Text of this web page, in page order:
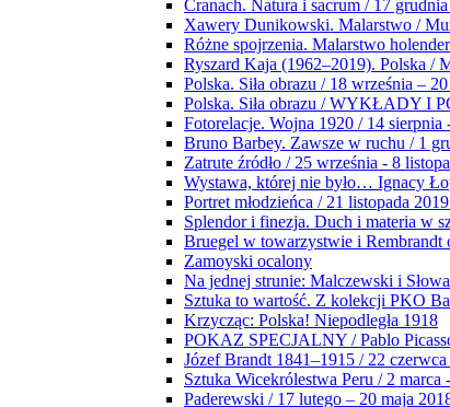
Cranach. Natura i sacrum / 17
Xawery Dunikowski. Malarstwo /
Różne spojrzenia. Malarstwo
Ryszard Kaja (1962–2019). Polska /
Polska. Siła obrazu / 18 września –
Polska. Siła obrazu / WYKŁADY I
Fotorelacje. Wojna 1920 / 14 sierpnia
Bruno Barbey. Zawsze w ruchu / 1
Zatrute źródło / 25 września - 8
Wystawa, której nie było… Ignacy
Portret młodzieńca / 21 listopada
Splendor i finezja. Duch i materia w
Bruegel w towarzystwie i Rembrandt
Zamoyski ocalony
Na jednej strunie: Malczewski i
Sztuka to wartość. Z kolekcji PKO
Krzycząc: Polska! Niepodległa 1918
POKAZ SPECJALNY / Pablo
Józef Brandt 1841–1915 / 22
Sztuka Wicekrólestwa Peru / 2 marca
Paderewski / 17 lutego – 20 maja